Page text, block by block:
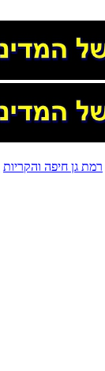
רמת גן חיפה והקריות